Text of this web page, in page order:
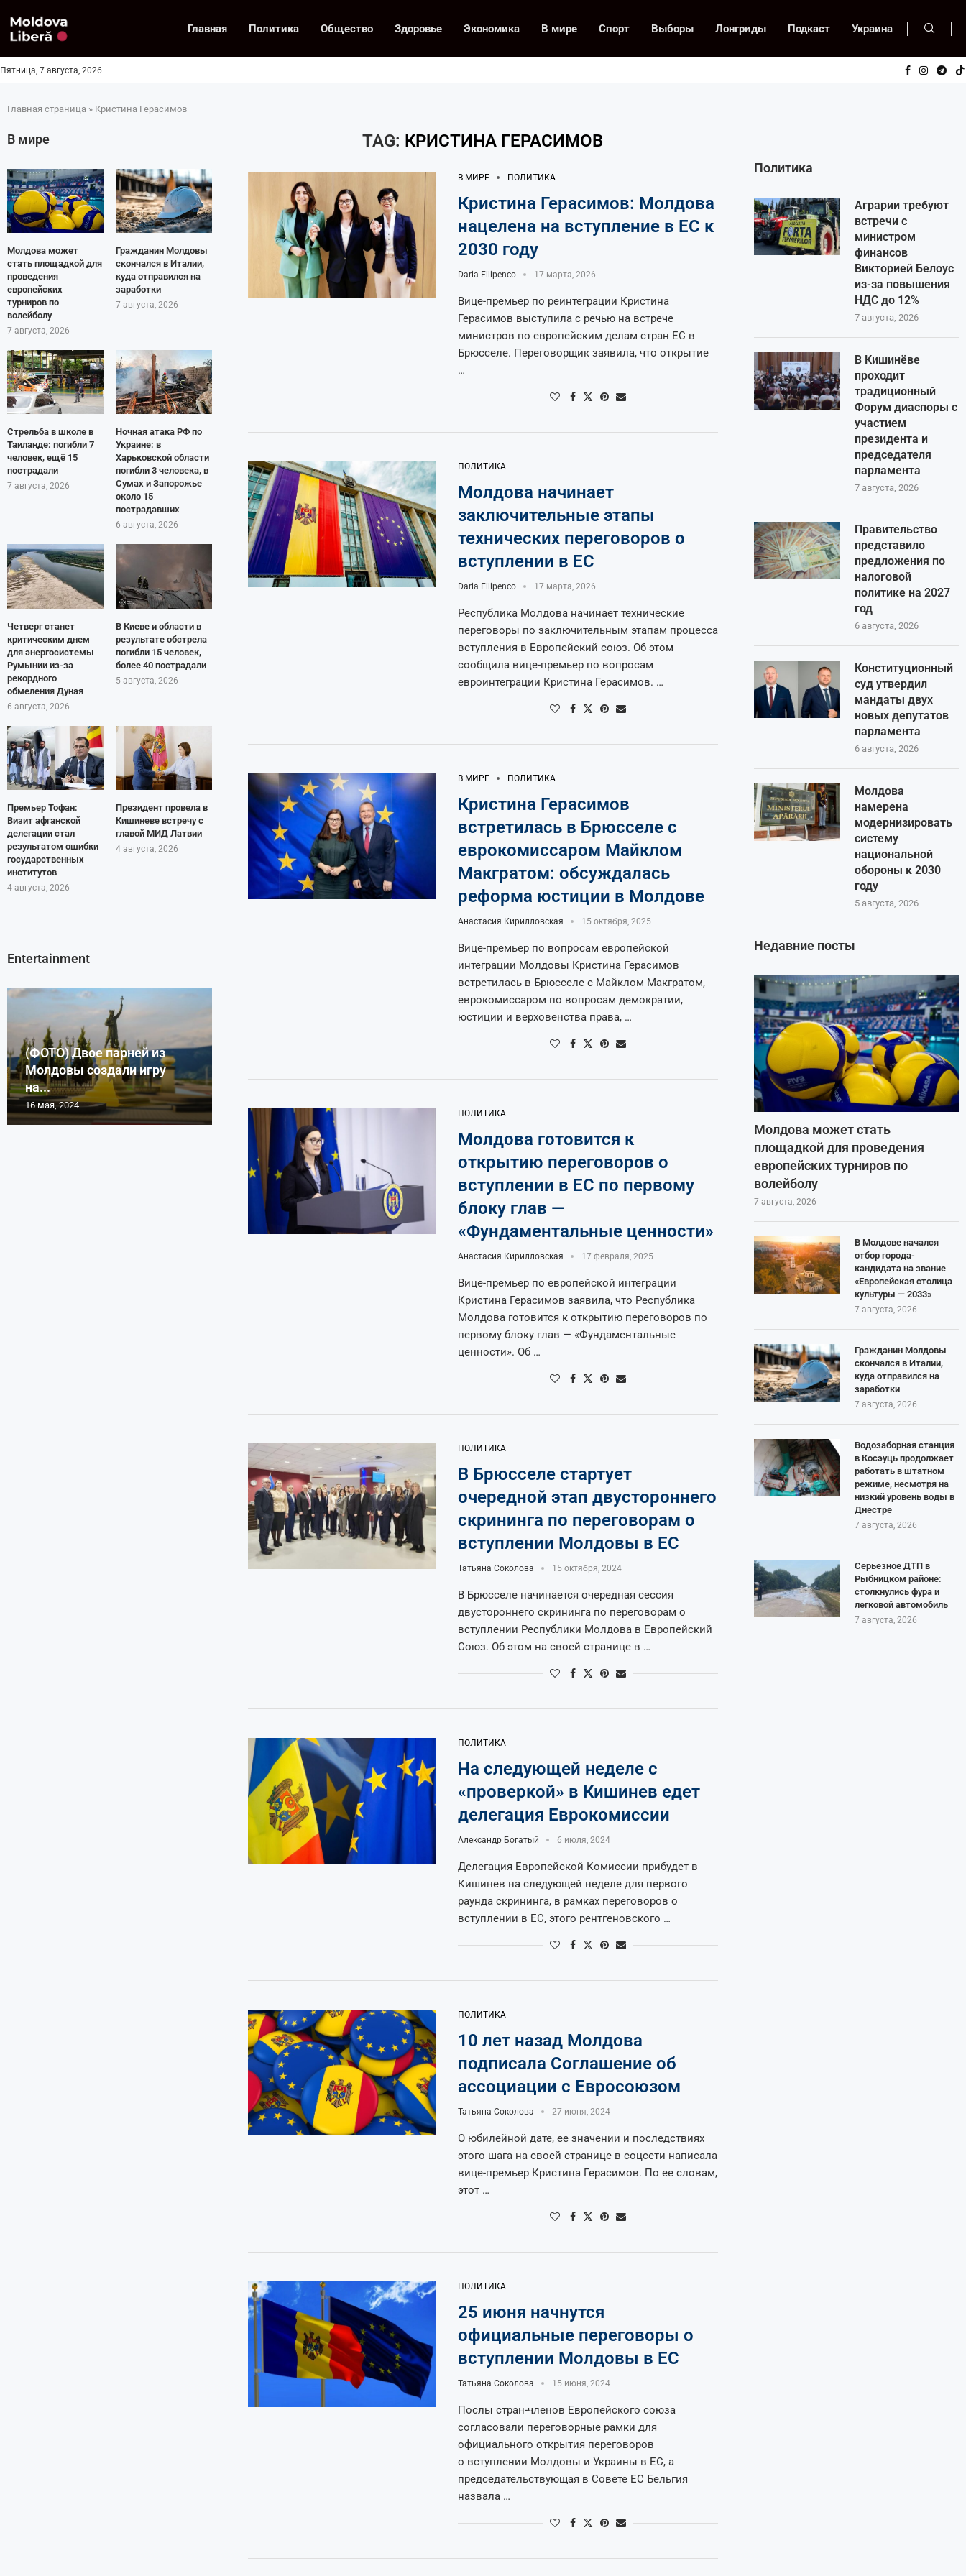
Главная Политика Общество Здоровье Экономика В мире Спорт Выборы Лонгриды Подкаст Украина
Пятница, 7 августа, 2026
Главная страница » Кристина Герасимов
TAG: КРИСТИНА ГЕРАСИМОВ
В МИРЕ ПОЛИТИКА
Кристина Герасимов: Молдова
нацелена на вступление в ЕС к
2030 году
Daria Filipenco 17 марта, 2026
Вице-премьер по реинтеграции Кристина
Герасимов выступила с речью на встрече
министров по европейским делам стран ЕС в
Брюсселе. Переговорщик заявила, что открытие
…
ПОЛИТИКА
Молдова начинает
заключительные этапы
технических переговоров о
вступлении в ЕС
Daria Filipenco 17 марта, 2026
Республика Молдова начинает технические
переговоры по заключительным этапам процесса
вступления в Европейский союз. Об этом
сообщила вице-премьер по вопросам
евроинтеграции Кристина Герасимов. …
В МИРЕ ПОЛИТИКА
Кристина Герасимов
встретилась в Брюсселе с
еврокомиссаром Майклом
Макгратом: обсуждалась
реформа юстиции в Молдове
Анастасия Кирилловская 15 октября, 2025
Вице-премьер по вопросам европейской
интеграции Молдовы Кристина Герасимов
встретилась в Брюсселе с Майклом Макгратом,
еврокомиссаром по вопросам демократии,
юстиции и верховенства права, …
ПОЛИТИКА
Молдова готовится к
открытию переговоров о
вступлении в ЕС по первому
блоку глав —
«Фундаментальные ценности»
Анастасия Кирилловская 17 февраля, 2025
Вице-премьер по европейской интеграции
Кристина Герасимов заявила, что Республика
Молдова готовится к открытию переговоров по
первому блоку глав — «Фундаментальные
ценности». Об …
ПОЛИТИКА
В Брюсселе стартует
очередной этап двустороннего
скрининга по переговорам о
вступлении Молдовы в ЕС
Татьяна Соколова 15 октября, 2024
В Брюсселе начинается очередная сессия
двустороннего скрининга по переговорам о
вступлении Республики Молдова в Европейский
Союз. Об этом на своей странице в …
ПОЛИТИКА
На следующей неделе с
«проверкой» в Кишинев едет
делегация Еврокомиссии
Александр Богатый 6 июля, 2024
Делегация Европейской Комиссии прибудет в
Кишинев на следующей неделе для первого
раунда скрининга, в рамках переговоров о
вступлении в ЕС, этого рентгеновского …
ПОЛИТИКА
10 лет назад Молдова
подписала Соглашение об
ассоциации с Евросоюзом
Татьяна Соколова 27 июня, 2024
О юбилейной дате, ее значении и последствиях
этого шага на своей странице в соцсети написала
вице-премьер Кристина Герасимов. По ее словам,
этот …
ПОЛИТИКА
25 июня начнутся
официальные переговоры о
вступлении Молдовы в ЕС
Татьяна Соколова 15 июня, 2024
Послы стран-членов Европейского союза
согласовали переговорные рамки для
официального открытия переговоров
о вступлении Молдовы и Украины в ЕС, а
председательствующая в Совете ЕС Бельгия
назвала …
Политика
Аграрии требуют
встречи с
министром
финансов
Викторией Белоус
из-за повышения
НДС до 12%
7 августа, 2026
В Кишинёве
проходит
традиционный
Форум диаспоры с
участием
президента и
председателя
парламента
7 августа, 2026
Правительство
представило
предложения по
налоговой
политике на 2027
год
6 августа, 2026
Конституционный
суд утвердил
мандаты двух
новых депутатов
парламента
6 августа, 2026
Молдова
намерена
модернизировать
систему
национальной
обороны к 2030
году
5 августа, 2026
Недавние посты
Молдова может стать
площадкой для проведения
европейских турниров по
волейболу
7 августа, 2026
В Молдове начался
отбор города-
кандидата на звание
«Европейская столица
культуры — 2033»
7 августа, 2026
Гражданин Молдовы
скончался в Италии,
куда отправился на
заработки
7 августа, 2026
Водозаборная станция
в Косэуць продолжает
работать в штатном
режиме, несмотря на
низкий уровень воды в
Днестре
7 августа, 2026
Серьезное ДТП в
Рыбницком районе:
столкнулись фура и
легковой автомобиль
7 августа, 2026
В мире
Молдова может
стать площадкой для
проведения
европейских
турниров по
волейболу
7 августа, 2026
Гражданин Молдовы
скончался в Италии,
куда отправился на
заработки
7 августа, 2026
Стрельба в школе в
Таиланде: погибли 7
человек, ещё 15
пострадали
7 августа, 2026
Ночная атака РФ по
Украине: в
Харьковской области
погибли 3 человека, в
Сумах и Запорожье
около 15
пострадавших
6 августа, 2026
Четверг станет
критическим днем
для энергосистемы
Румынии из-за
рекордного
обмеления Дуная
6 августа, 2026
В Киеве и области в
результате обстрела
погибли 15 человек,
более 40 пострадали
5 августа, 2026
Премьер Тофан:
Визит афганской
делегации стал
результатом ошибки
государственных
институтов
4 августа, 2026
Президент провела в
Кишиневе встречу с
главой МИД Латвии
4 августа, 2026
Entertainment
(ФОТО) Двое парней из
Молдовы создали игру
на...
16 мая, 2024